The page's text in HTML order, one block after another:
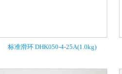
标准滑环 DHK050-4-25A(1.0kg)